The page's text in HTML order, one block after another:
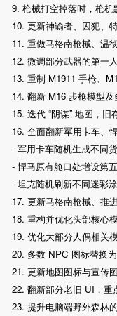
9. 枪械打空掉落时，枪机
10. 更新神谕者、囚犯、
11. 重做马格南枪械、温
12. 微调部分武器的第一
13. 重制 M1911 手枪、
14. 翻新 M16 步枪模型及
15. 迭代 “阴谋” 地图，旧
16. 全面翻新军用卡车、
- 军用卡车随机生成不同
- 悍马原有舱口处增设第
- 坦克随机刷新不同迷彩
17. 更新马格南枪械、推进
18. 重构并优化头部核心模
19. 优化大部分人偶相关
20. 多数 NPC 图标替换为
21. 更新地图图标与宣传图
22. 翻新部分老旧 UI，重
23. 提升电脑端野外森林的